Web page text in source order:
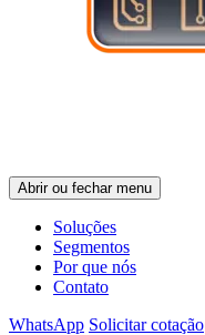
Abrir ou fechar menu
Soluções
Segmentos
Por que nós
Contato
WhatsApp Solicitar cotação